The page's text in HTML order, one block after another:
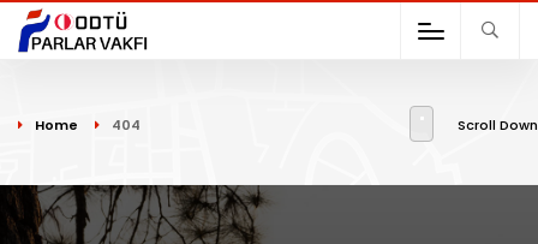
Home 404 Scroll Down